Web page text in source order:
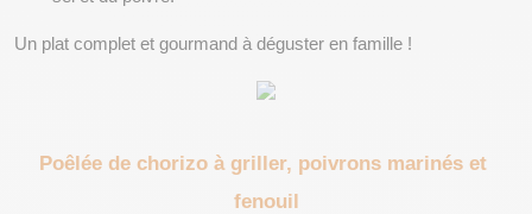
Un plat complet et gourmand à déguster en famille !
Poêlée de chorizo à griller, poivrons marinés et
fenouil